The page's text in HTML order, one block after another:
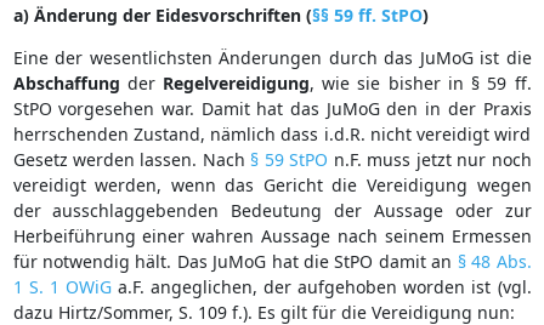
a) Änderung der Eidesvorschriften (§§ 59 ff. StPO)
Eine der wesentlichsten Änderungen durch das JuMoG ist die
Abschaffung der Regelvereidigung, wie sie bisher in § 59 ff.
StPO vorgesehen war. Damit hat das JuMoG den in der Praxis
herrschenden Zustand, nämlich dass i.d.R. nicht vereidigt wird
Gesetz werden lassen. Nach § 59 StPO n.F. muss jetzt nur noch
vereidigt werden, wenn das Gericht die Vereidigung wegen
der ausschlaggebenden Bedeutung der Aussage oder zur
Herbeiführung einer wahren Aussage nach seinem Ermessen
für notwendig hält. Das JuMoG hat die StPO damit an § 48 Abs.
1 S. 1 OWiGa.F. angeglichen, der aufgehoben worden ist (vgl.
dazu Hirtz/Sommer, S. 109 f.). Es gilt für die Vereidigung nun: